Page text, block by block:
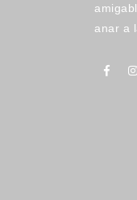
anar a